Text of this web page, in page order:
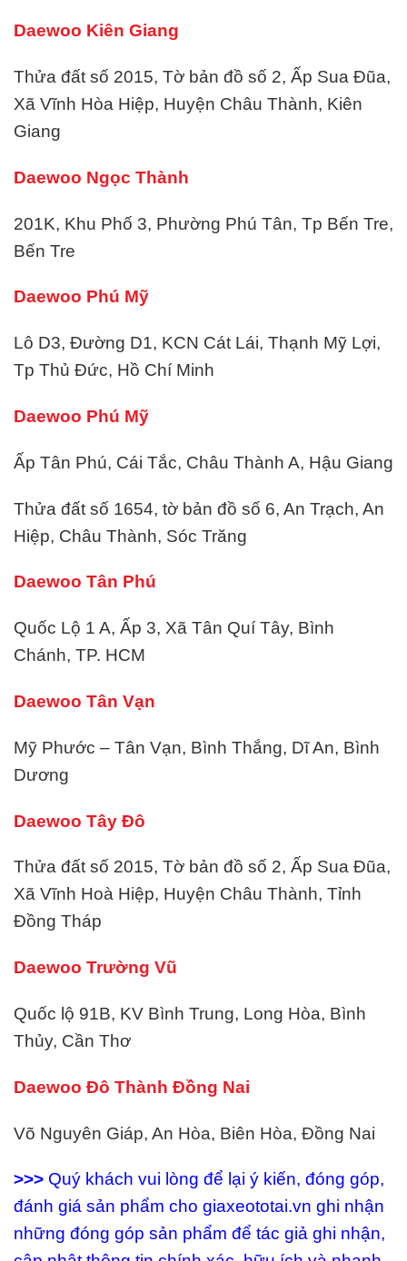
Daewoo Kiên Giang
Thửa đất số 2015, Tờ bản đồ số 2, Ấp Sua Đũa,
Xã Vĩnh Hòa Hiệp, Huyện Châu Thành, Kiên
Giang
Daewoo Ngọc Thành
201K, Khu Phố 3, Phường Phú Tân, Tp Bến Tre,
Bến Tre
Daewoo Phú Mỹ
Lô D3, Đường D1, KCN Cát Lái, Thạnh Mỹ Lợi,
Tp Thủ Đức, Hồ Chí Minh
Daewoo Phú Mỹ
Ấp Tân Phú, Cái Tắc, Châu Thành A, Hậu Giang
Thửa đất số 1654, tờ bản đồ số 6, An Trạch, An
Hiệp, Châu Thành, Sóc Trăng
Daewoo Tân Phú
Quốc Lộ 1 A, Ấp 3, Xã Tân Quí Tây, Bình
Chánh, TP. HCM
Daewoo Tân Vạn
Mỹ Phước – Tân Vạn, Bình Thắng, Dĩ An, Bình
Dương
Daewoo Tây Đô
Thửa đất số 2015, Tờ bản đồ số 2, Ấp Sua Đũa,
Xã Vĩnh Hoà Hiệp, Huyện Châu Thành, Tỉnh
Đồng Tháp
Daewoo Trường Vũ
Quốc lộ 91B, KV Bình Trung, Long Hòa, Bình
Thủy, Cần Thơ
Daewoo Đô Thành Đồng Nai
Võ Nguyên Giáp, An Hòa, Biên Hòa, Đồng Nai
>>> Quý khách vui lòng để lại ý kiến, đóng góp,
đánh giá sản phẩm cho giaxeototai.vn ghi nhận
những đóng góp sản phẩm để tác giả ghi nhận,